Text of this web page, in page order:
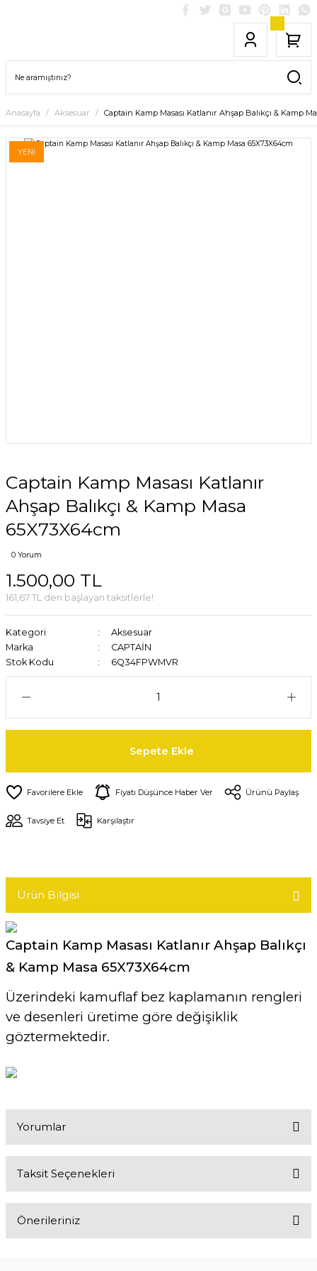
Anasayfa Aksesuar Captain Kamp Masası Katlanır Ahşap Balıkçı & Kamp
YENİ
Captain Kamp Masası Katlanır
Ahşap Balıkçı & Kamp Masa
65X73X64cm
0 Yorum
1.500,00 TL
161,67 TL den başlayan taksitlerle!
Kategori
Aksesuar
Marka
CAPTAİN
Stok Kodu
6Q34FPWMVR
Sepete Ekle
Fiyatı Düşünce Haber Ver Ürünü Paylaş
Tavsiye Et Karşılaştır
Ürün Bilgisi
Captain Kamp Masası Katlanır Ahşap Balıkçı
& Kamp Masa 65X73X64cm
Üzerindeki kamuflaf bez kaplamanın rengleri
ve desenleri üretime göre değişiklik
göztermektedir.
Yorumlar
Taksit Seçenekleri
Önerileriniz